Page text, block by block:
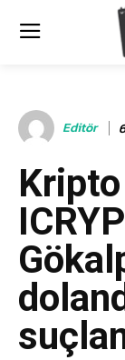
Editör